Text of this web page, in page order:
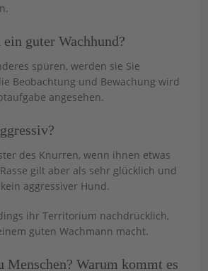
guter Wachhund?
spüren, werden sie Sie
Beobachtung und Bewachung wird
angesehen.
des Knurren, wenn ihnen etwas
gilt aber als sehr glücklich und
aggressiver Hund.
ihr Territorium nachdrücklich,
guten Wachmann macht.
Menschen? Warum kommt es